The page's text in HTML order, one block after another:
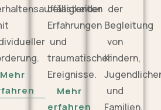
Mehr
belastender
Erfahrungen
und
traumatischer
Ereignisse.
Mehr
erfahren
der
Begleitung
von
Kindern,
und
Familien.